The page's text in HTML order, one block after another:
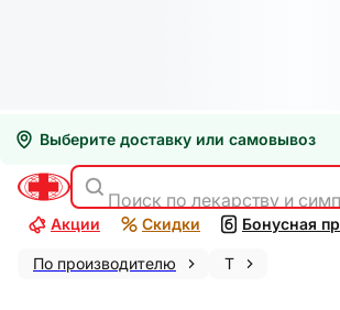
Выберите доставку или самовывоз
Поиск по лекарству и
Акции Скидки Бонусная
По производителю Т